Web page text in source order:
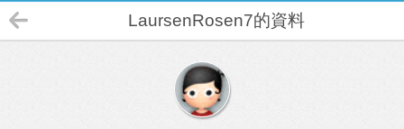
LaursenRosen7的資料